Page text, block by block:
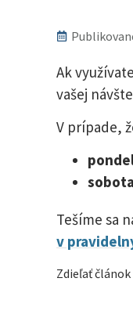
Ak
vašej
V prípade,
Tešíme sa
v
Zdieľať článok